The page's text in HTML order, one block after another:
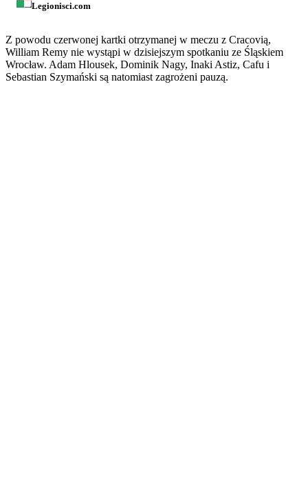
Legionisci.com
Z powodu czerwonej kartki otrzymanej w meczu z Cracovią,
William Remy nie wystąpi w dzisiejszym spotkaniu ze Śląskiem
Wrocław. Adam Hlousek, Dominik Nagy, Inaki Astiz, Cafu i
Sebastian Szymański są natomiast zagrożeni pauzą.